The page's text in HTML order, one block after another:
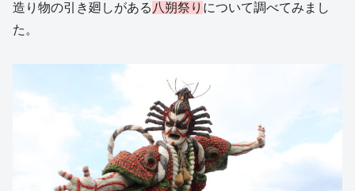
造り物の引き廻しがある 八朔祭り について調べてみまし
た。